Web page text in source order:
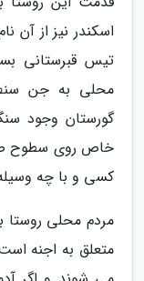
اسکندر نیز از آن
تیس قبرستانی
محلی به جن
گورستان وجود
خاص روی سطوح
کسی و با چه
مردم محلی روستا
متعلق به اجنه